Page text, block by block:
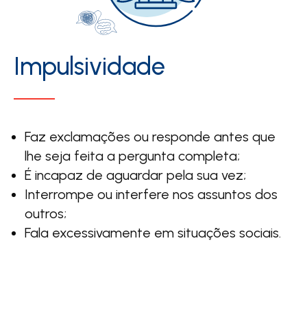
Impulsividade
Faz exclamações ou responde antes que
lhe seja feita a pergunta completa;
É incapaz de aguardar pela sua vez;
Interrompe ou interfere nos assuntos dos
outros;
Fala excessivamente em situações sociais.